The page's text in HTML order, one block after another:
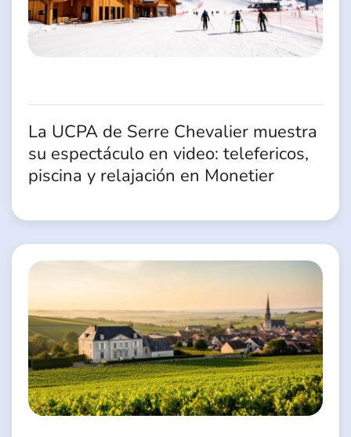
La UCPA de Serre Chevalier muestra
su espectáculo en video: telefericos,
piscina y relajación en Monetier